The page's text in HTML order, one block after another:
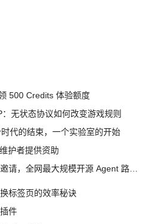
500 Credits 体验额度
无状态协议如何改变游戏规则
代的结束，一个实验室的开始
护者提供资助
标签页的效率秘诀
件